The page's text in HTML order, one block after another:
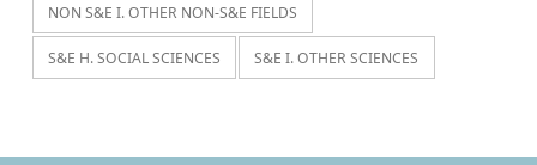
NON S&E I. OTHER NON-S&E FIELDS
S&E H. SOCIAL SCIENCES S&E I. OTHER SCIENCES